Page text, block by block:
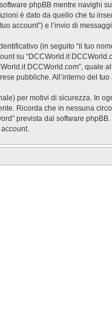
phpBB mentre navighi
è dato da quello che tu
account”) e l’invio di
(in seguito “il tuo
su “DCCWorld.it
DCCWorld.com”,
pubbliche. All’interno del
per motivi di sicurezza. In
Ricorda che in nessuna
prevista dal software